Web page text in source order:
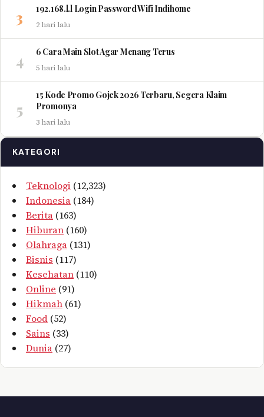
3 192.168.l.l Login Password Wifi Indihome
2 hari lalu
4 6 Cara Main Slot Agar Menang Terus
5 hari lalu
5
15 Kode Promo Gojek 2026 Terbaru, Segera Klaim
Promonya
3 hari lalu
KATEGORI
Teknologi (12,323)
Indonesia (184)
Berita (163)
Hiburan (160)
Olahraga (131)
Bisnis (117)
Kesehatan (110)
Online (91)
Hikmah (61)
Food (52)
Sains (33)
Dunia (27)